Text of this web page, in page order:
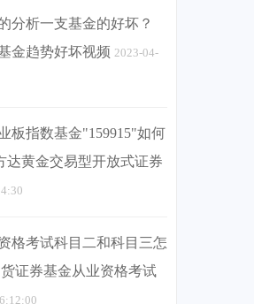
分析一支基金的好坏？
金趋势好坏视频 2023-04-
板指数基金"159915"如何
达黄金交易型开放式证券
格考试科目二和科目三怎
证券基金从业资格考试